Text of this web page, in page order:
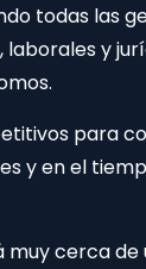
todas las
laborales y
para
y en el
muy cerca de